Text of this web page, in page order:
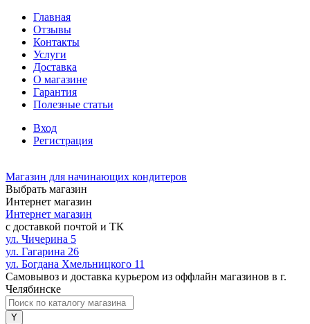
Главная
Отзывы
Контакты
Услуги
Доставка
О магазине
Гарантия
Полезные статьи
Вход
Регистрация
Магазин для начинающих кондитеров
Выбрать магазин
Интернет магазин
Интернет магазин
с доставкой почтой и ТК
ул. Чичерина 5
ул. Гагарина 26
ул. Богдана Хмельницкого 11
Самовывоз и доставка курьером из оффлайн магазинов в г.
Челябинске